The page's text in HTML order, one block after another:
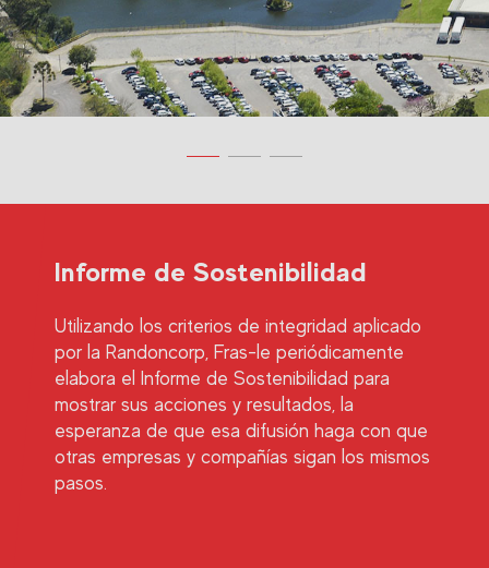
Informe de Sostenibilidad
Utilizando los criterios de integridad aplicado
por la Randoncorp, Fras-le periódicamente
elabora el Informe de Sostenibilidad para
mostrar sus acciones y resultados, la
esperanza de que esa difusión haga con que
otras empresas y compañías sigan los mismos
pasos.